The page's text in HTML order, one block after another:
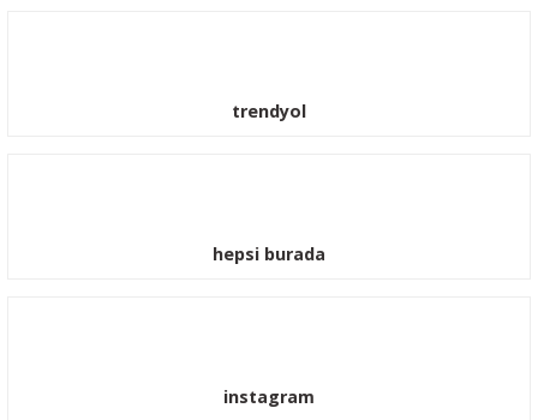
trendyol
hepsi burada
instagram